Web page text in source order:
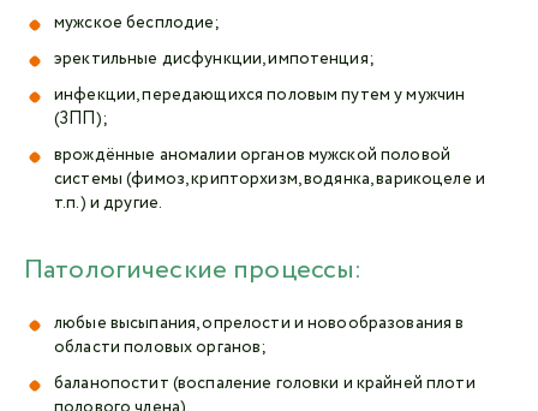
мужское бесплодие;
эректильные дисфункции, импотенция;
инфекции, передающихся половым путем у мужчин
(ЗПП);
врождённые аномалии органов мужской половой
системы (фимоз, крипторхизм, водянка, варикоцеле и
т.п.) и другие.
Патологические процессы:
любые высыпания, опрелости и новообразования в
области половых органов;
баланопостит (воспаление головки и крайней плоти